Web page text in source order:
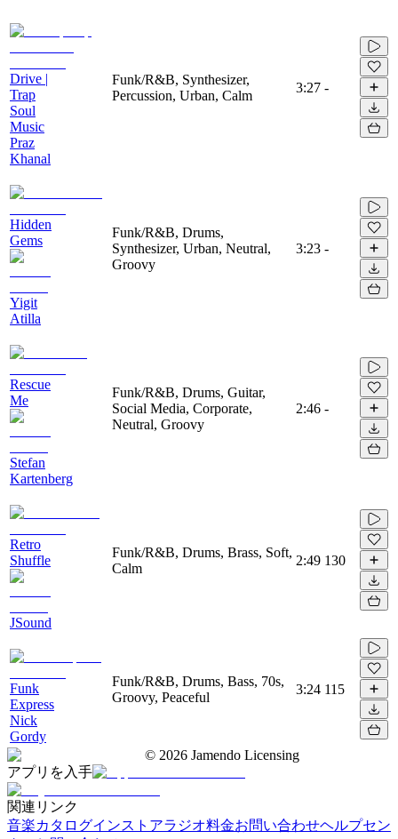
Drive |
Trap
Soul
Music
Praz
Khanal
Funk/R&B, Synthesizer,
Percussion, Urban, Calm
3:27 -
Hidden
Gems
Yigit
Atilla
Funk/R&B, Drums,
Synthesizer, Urban, Neutral,
Groovy
3:23 -
Rescue
Me
Stefan
Kartenberg
Funk/R&B, Drums, Guitar,
Social Media, Corporate,
Neutral, Groovy
2:46 -
Retro
Shuffle
JSound
Funk/R&B, Drums, Brass, Soft,
Calm
2:49 130
Funk
Express
Nick
Gordy
Funk/R&B, Drums, Bass, 70s,
Groovy, Peaceful
3:24 115
© 2026 Jamendo Licensing
アプリを入手
関連リンク
音楽カタログインストアラジオ料金お問い合わせヘルプセン